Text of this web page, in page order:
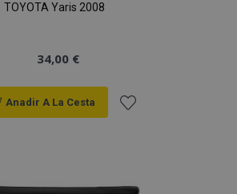
TOYOTA Yaris 2008
34,00 €
Anadir A La Cesta